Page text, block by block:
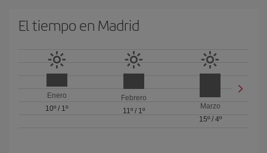
El tiempo en Madrid
Enero
10º / 1º
Febrero
11º/ 1º
Marzo
15º/ 4º